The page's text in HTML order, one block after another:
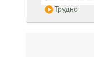
Трудно